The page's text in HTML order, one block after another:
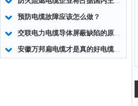
预防电缆故障应该怎么做？
交联电力电缆导体屏蔽缺陷的原因分析
安徽万邦扁电缆才是真的好电缆。不信你进来看看